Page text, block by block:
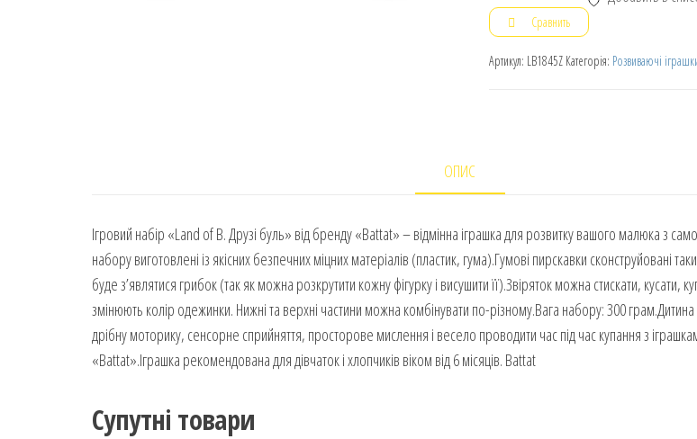
Сравнить
Артикул: LB1845Z Категорія: Розвиваючі
ОПИС
Ігровий набір «Land of B. Друзі буль» від бренду «Battat» – відмінна іграшка для розвитку вашого малюка з
набору виготовлені із якісних безпечних міцних матеріалів (пластик, гума).Гумові пирскавки сконструйовані
буде з’являтися грибок (так як можна розкрутити кожну фігурку і висушити її).Звіряток можна стискати, кусати,
змінюють колір одежинки. Нижні та верхні частини можна комбінувати по-різному.Вага набору: 300
дрібну моторику, сенсорне сприйняття, просторове мислення і весело проводити час під час купання з
«Battat».Іграшка рекомендована для дівчаток і хлопчиків віком від 6 місяців. Battat
Супутні товари